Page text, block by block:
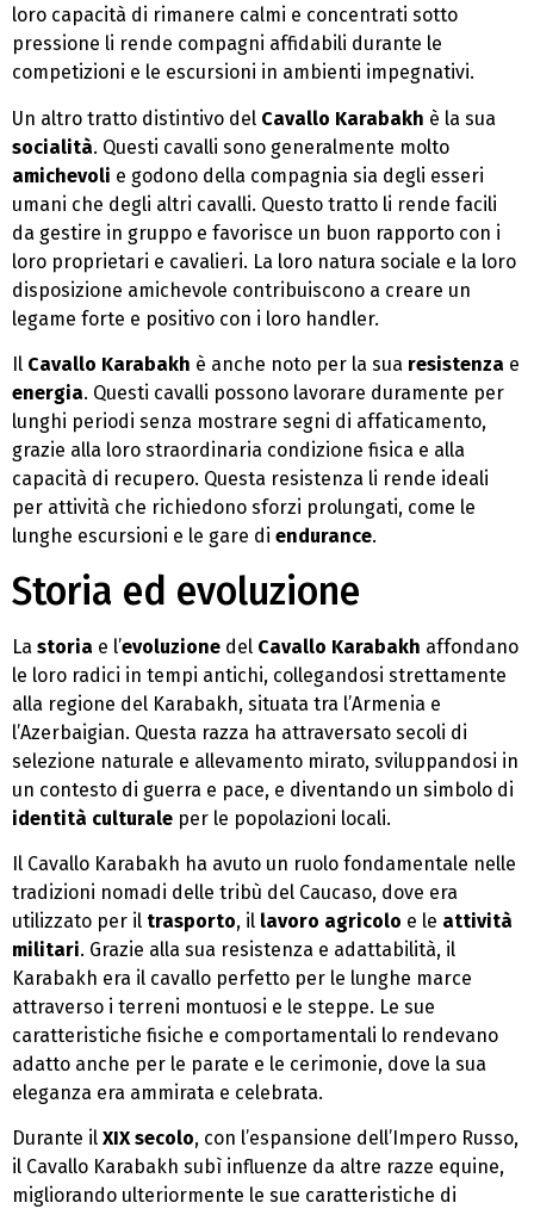
loro capacità di rimanere calmi e concentrati sotto
pressione li rende compagni affidabili durante le
competizioni e le escursioni in ambienti impegnativi.
Un altro tratto distintivo del Cavallo Karabakh è la sua
socialità. Questi cavalli sono generalmente molto
amichevoli e godono della compagnia sia degli esseri
umani che degli altri cavalli. Questo tratto li rende facili
da gestire in gruppo e favorisce un buon rapporto con i
loro proprietari e cavalieri. La loro natura sociale e la loro
disposizione amichevole contribuiscono a creare un
legame forte e positivo con i loro handler.
Il Cavallo Karabakh è anche noto per la sua resistenza e
energia. Questi cavalli possono lavorare duramente per
lunghi periodi senza mostrare segni di affaticamento,
grazie alla loro straordinaria condizione fisica e alla
capacità di recupero. Questa resistenza li rende ideali
per attività che richiedono sforzi prolungati, come le
lunghe escursioni e le gare di endurance.
Storia ed evoluzione
La storia e l’evoluzione del Cavallo Karabakh affondano
le loro radici in tempi antichi, collegandosi strettamente
alla regione del Karabakh, situata tra l’Armenia e
l’Azerbaigian. Questa razza ha attraversato secoli di
selezione naturale e allevamento mirato, sviluppandosi in
un contesto di guerra e pace, e diventando un simbolo di
identità culturale per le popolazioni locali.
Il Cavallo Karabakh ha avuto un ruolo fondamentale nelle
tradizioni nomadi delle tribù del Caucaso, dove era
utilizzato per il trasporto, il lavoro agricolo e le attività
militari. Grazie alla sua resistenza e adattabilità, il
Karabakh era il cavallo perfetto per le lunghe marce
attraverso i terreni montuosi e le steppe. Le sue
caratteristiche fisiche e comportamentali lo rendevano
adatto anche per le parate e le cerimonie, dove la sua
eleganza era ammirata e celebrata.
Durante il XIX secolo, con l’espansione dell’Impero Russo,
il Cavallo Karabakh subì influenze da altre razze equine,
migliorando ulteriormente le sue caratteristiche di